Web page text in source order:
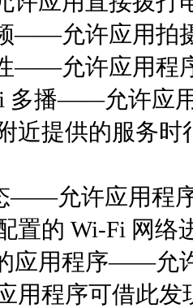
——允许应用拍
——允许应用程
多播——允许应
近提供的服务
——允许应用程
置的 Wi-Fi 网络
应用程序——允
用程序可借此